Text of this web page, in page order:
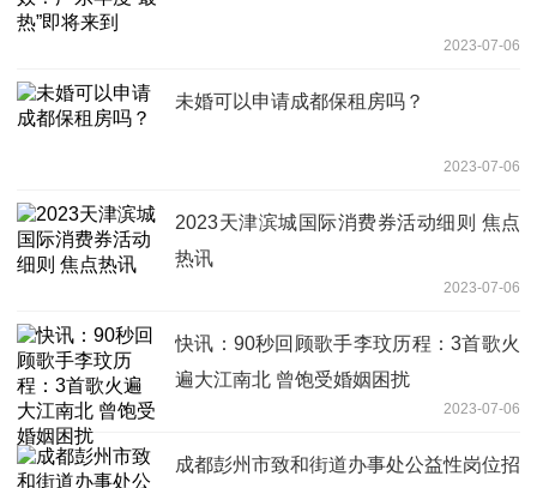
2023-07-06
未婚可以申请成都保租房吗？
2023-07-06
2023天津滨城国际消费券活动细则 焦点
热讯
2023-07-06
快讯：90秒回顾歌手李玟历程：3首歌火
遍大江南北 曾饱受婚姻困扰
2023-07-06
成都彭州市致和街道办事处公益性岗位招